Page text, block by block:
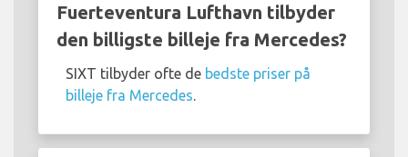
Fuerteventura Lufthavn tilbyder
den billigste billeje fra Mercedes?
SIXT tilbyder ofte de bedste priser på
billeje fra Mercedes